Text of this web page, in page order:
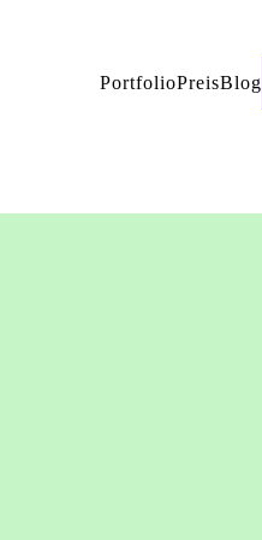
PortfolioPreisBlog